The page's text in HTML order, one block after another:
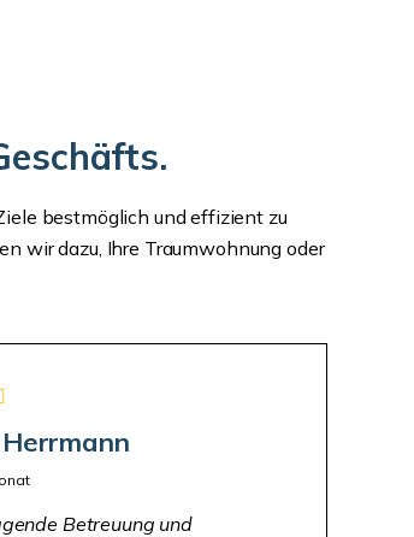
bestmöglich und effizient zu
wir dazu, Ihre Traumwohnung oder
Betreuung und